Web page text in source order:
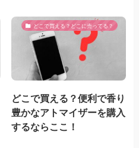
どこで買える？どこに売ってる？
どこで買える？便利で香り
豊かなアトマイザーを購入
するならここ！